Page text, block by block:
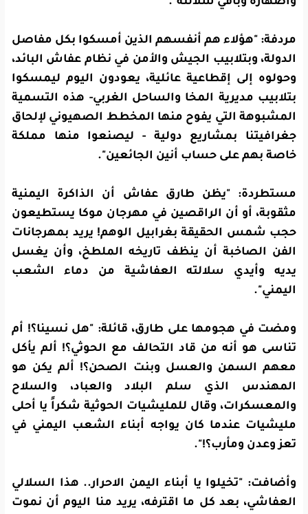
مردفة: "هؤلاء هم أنفسهم الذين أمسكوا بكل مفاصل
الدولة، وبتلابيب الجيش والأمن في نظام عفاش البائد،
وحولوه إلى إقطاعية عائلية، يعودون اليوم ليمسكوا
بتلابيب مديرية المخا والساحل الغربي- هذه التسمية
المشبوهة التي يفوح منها المخطط الصهيوني لإلحاق
جغرافيتنا بمشاريع دولية - ليصنعوا منها مملكة
خاصة بهم على حساب أنين الجائعين".
مستطردة: "يظن طارق عفاش أن الذاكرة اليمنية
مثقوبة، أو أن الراقصين في مهرجان موكا يستطيعون
حجب شمس الحقيقة بغرابيل الوهم! يريد بمهرجانات
الفن الصاخبة أن ينظف تاريخه الملطخ، وأن يغسل
يديه وأيدي سلالته العفاشية من دماء الشعب
اليمني".
ومضت في هجومها على طارق، قائلة: "هل نسينا؟! أم
تناسى هو أنه من قاد التحالف مع الحوثي؟! ألم يأكل
معهم السمن والعسل وبنت الصحن؟! ألم يكن هو
المهندس الذي سلم البلاد والعباد، والسلاح
والمعسكرات، وقال للمليشيات الحوثية شكراً يا أحلى
مليشيات عندما كان يواجه أبناء الشعب اليمني في
تعز وعدن ومأرب؟!".
وأضافت: "تخيلوا يا أبناء اليمن الاحرار.. هذا السلالي
العفاشي، بعد كل ما اقترفه، يريد منا اليوم أن نموت